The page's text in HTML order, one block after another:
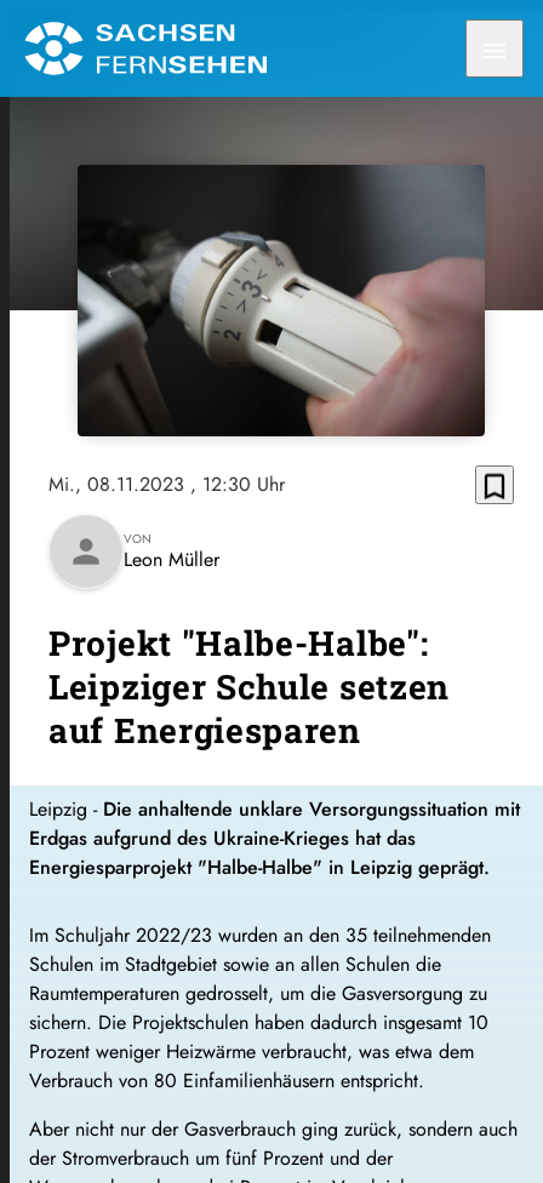
Mi., 08.11.2023 , 12:30 Uhr bookmark_border
person VON
Leon Müller
Projekt "Halbe-Halbe":
Leipziger Schule setzen
auf Energiesparen
Leipzig - Die anhaltende unklare Versorgungssituation mit
Erdgas aufgrund des Ukraine-Krieges hat das
Energiesparprojekt "Halbe-Halbe" in Leipzig geprägt.
Im Schuljahr 2022/23 wurden an den 35 teilnehmenden
Schulen im Stadtgebiet sowie an allen Schulen die
Raumtemperaturen gedrosselt, um die Gasversorgung zu
sichern. Die Projektschulen haben dadurch insgesamt 10
Prozent weniger Heizwärme verbraucht, was etwa dem
Verbrauch von 80 Einfamilienhäusern entspricht.
Aber nicht nur der Gasverbrauch ging zurück, sondern auch
der Stromverbrauch um fünf Prozent und der